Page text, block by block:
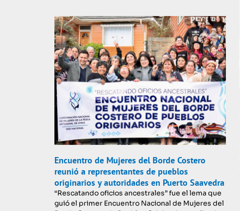
Encuentro de Mujeres del Borde Costero
reunió a representantes de pueblos
originarios y autoridades en Puerto Saavedra
“Rescatando oficios ancestrales” fue el lema que
guió el primer Encuentro Nacional de Mujeres del